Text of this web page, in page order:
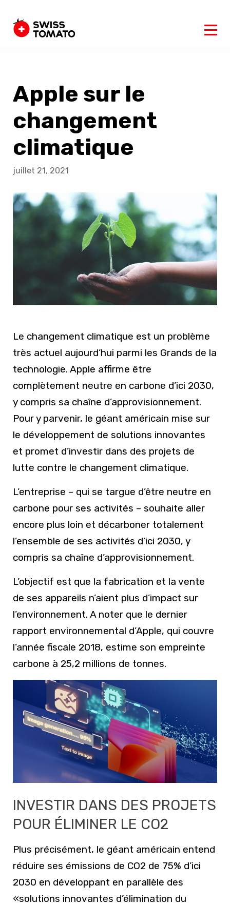
Apple sur le
changement
climatique
juillet 21, 2021
Le changement climatique est un problème
très actuel aujourd’hui parmi les Grands de la
technologie. Apple affirme être
complètement neutre en carbone d’ici 2030,
y compris sa chaîne d’approvisionnement.
Pour y parvenir, le géant américain mise sur
le développement de solutions innovantes
et promet d’investir dans des projets de
lutte contre le changement climatique.
L’entreprise – qui se targue d’être neutre en
carbone pour ses activités – souhaite aller
encore plus loin et décarboner totalement
l’ensemble de ses activités d’ici 2030, y
compris sa chaîne d’approvisionnement.
L’objectif est que la fabrication et la vente
de ses appareils n’aient plus d’impact sur
l’environnement. A noter que le dernier
rapport environnemental d’Apple, qui couvre
l’année fiscale 2018, estime son empreinte
carbone à 25,2 millions de tonnes.
INVESTIR DANS DES PROJETS
POUR ÉLIMINER LE CO2
Plus précisément, le géant américain entend
réduire ses émissions de CO2 de 75% d’ici
2030 en développant en parallèle des
«solutions innovantes d’élimination du